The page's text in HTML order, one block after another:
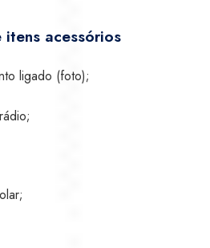
acessórios
ligado (foto);